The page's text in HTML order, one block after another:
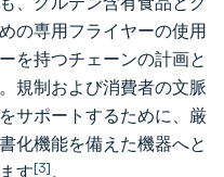
の専用フライヤーの使用
を持つチェーンの計画と
規制および消費者の文脈
サポートするために、厳
化機能を備えた機器へと
す[3]。